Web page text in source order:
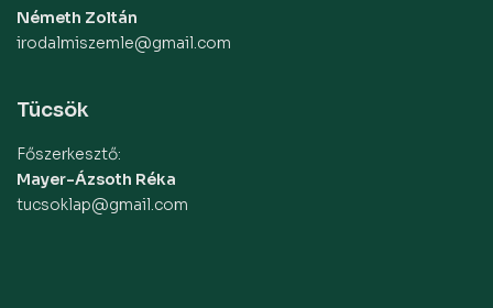
Németh Zoltán
irodalmiszemle@gmail.com
Tücsök
Főszerkesztő:
Mayer-Ázsoth Réka
tucsoklap@gmail.com